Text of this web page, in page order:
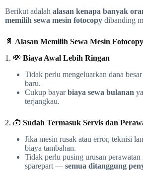
Berikut adalah alasan kenapa banyak
memilih sewa mesin fotocopy dibanding
📄 Alasan Memilih Sewa Mesin Fotocopy
1. 💸 Biaya Awal Lebih Ringan
Tidak perlu mengeluarkan dana
baru.
Cukup bayarbiaya sewa bulanan
terjangkau.
2. 🧰 Sudah Termasuk Servis dan
Jika mesin rusak atau error, teknisi
biaya tambahan.
Tidak perlu pusing urusan perawatan
sparepart — semua ditanggung